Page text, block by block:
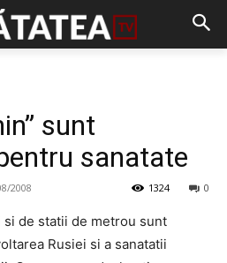
sunt
sanatate
2008 0
1324
de statii de metrou sunt
Rusiei si a sanatatii